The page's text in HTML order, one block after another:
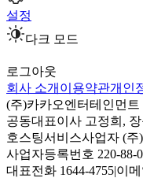
설정
다크 모드
로그아웃
회사 소개 이용약관개인
(주)카카오엔터테인먼트
공동대표이사 고정희,
호스팅서비스사업자 (
사업자등록번호 220-88-
대표전화 1644-4755|이메